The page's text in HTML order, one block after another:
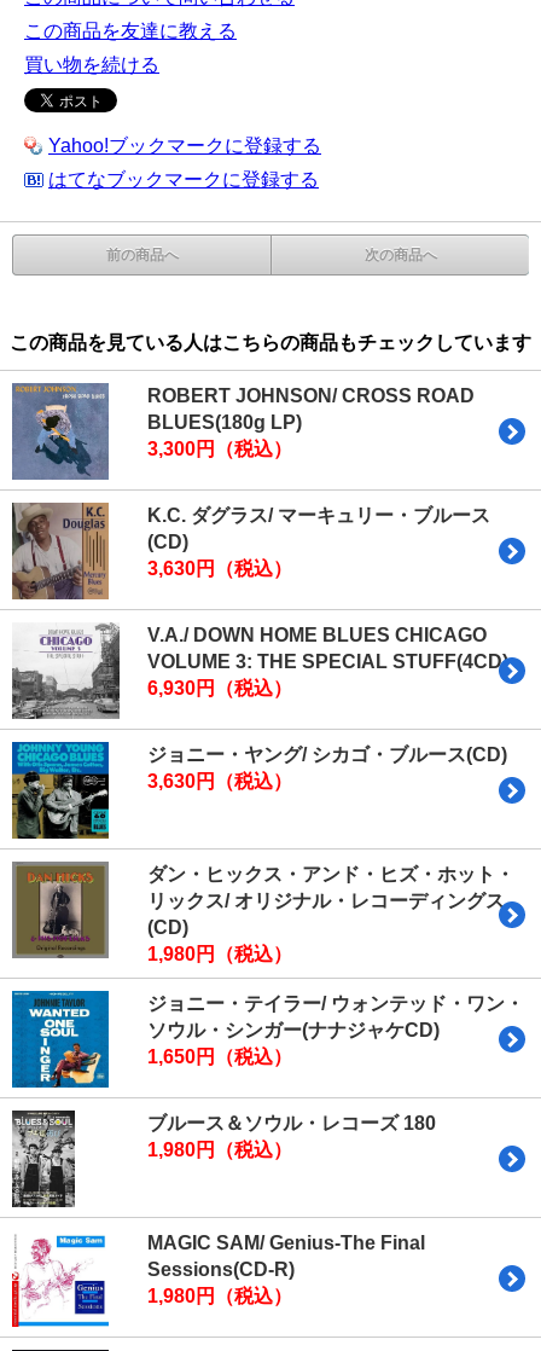
この商品を友達に教える
買い物を続ける
Yahoo!ブックマークに登録する
はてなブックマークに登録する
前の商品へ 次の商品へ
この商品を見ている人はこちらの商品もチェックしています
ROBERT JOHNSON/ CROSS ROAD
BLUES(180g LP)
3,300円（税込）
K.C. ダグラス/ マーキュリー・ブルース
(CD)
3,630円（税込）
V.A./ DOWN HOME BLUES CHICAGO
VOLUME 3: THE SPECIAL STUFF(4CD)
6,930円（税込）
ジョニー・ヤング/ シカゴ・ブルース(CD)
3,630円（税込）
ダン・ヒックス・アンド・ヒズ・ホット・
リックス/ オリジナル・レコーディングス
(CD)
1,980円（税込）
ジョニー・テイラー/ ウォンテッド・ワン・
ソウル・シンガー(ナナジャケCD)
1,650円（税込）
ブルース＆ソウル・レコーズ 180
1,980円（税込）
MAGIC SAM/ Genius-The Final
Sessions(CD-R)
1,980円（税込）